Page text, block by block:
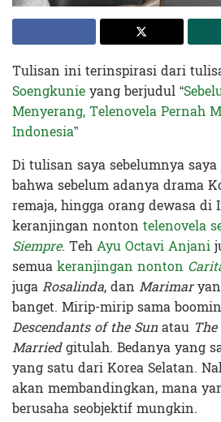
Tulisan ini terinspirasi dari
Soengkunieyang berjudul “
Menyerang, Telenovela Pernah
Indonesia”
Di tulisan saya sebelumnya
bahwa sebelum adanya drama
remaja, hingga orang dewasa di
keranjingan nonton telenovela
Siempre. TehAyu Octavi Anjani
semuakeranjingan nonton
jugaRosalinda, dan Marimar
banget. Mirip-mirip sama
Descendants of the Sunatau
Marriedgitulah. Bedanya yang
yang satu dari Korea Selatan.
akan membandingkan, mana
berusaha seobjektif mungkin.